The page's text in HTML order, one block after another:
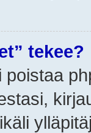
tekee?